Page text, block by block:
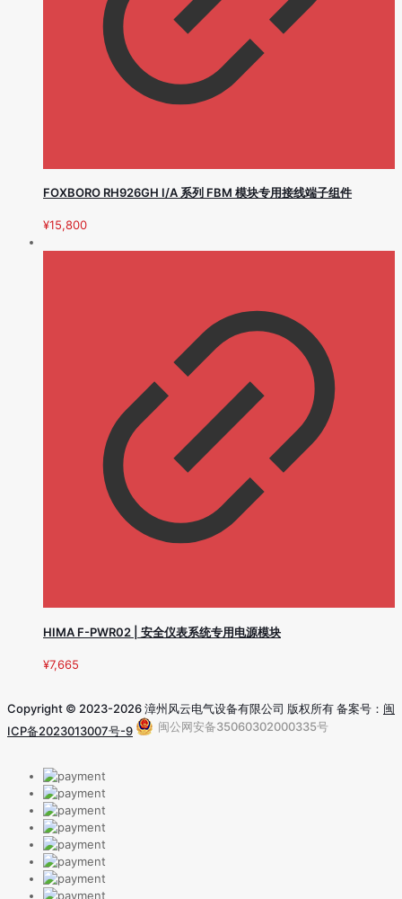
FOXBORO RH926GH I/A 系列 FBM 模块专用接线端子组件
¥15,800
HIMA F-PWR02 | 安全仪表系统专用电源模块
¥7,665
Copyright © 2023-2026 漳州风云电气设备有限公司 版权所有 备案号： 闽
ICP备2023013007号-9
闽公网安备35060302000335号